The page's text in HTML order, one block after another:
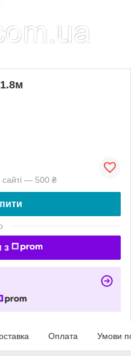
сайті — 500 ₴
з
Оплата Умови